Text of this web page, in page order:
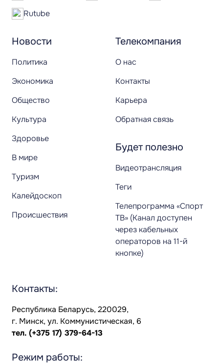
Новости
Политика
Экономика
Общество
Культура
Здоровье
В мире
Туризм
Калейдоскоп
Происшествия
Телекомпания
О нас
Контакты
Карьера
Обратная связь
Будет полезно
Видеотрансляция
Теги
Телепрограмма «Спорт
ТВ» (Канал доступен
через кабельных
операторов на 11-й
кнопке)
Rutube
Контакты:
Республика Беларусь, 220029,
г. Минск, ул. Коммунистическая, 6
тел. (+375 17) 379-64-13
Режим работы: